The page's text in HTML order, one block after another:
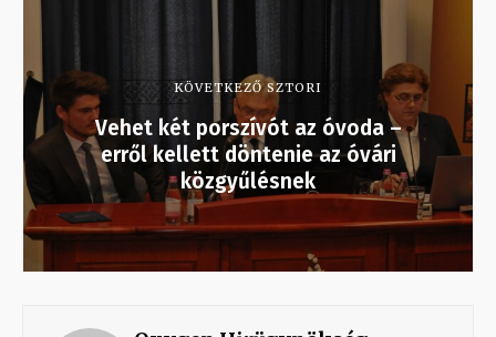
KÖVETKEZŐ SZTORI
Vehet két porszívót az óvoda –
erről kellett döntenie az óvári
közgyűlésnek